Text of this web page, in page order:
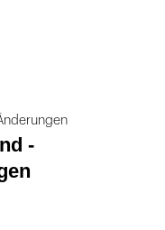
-